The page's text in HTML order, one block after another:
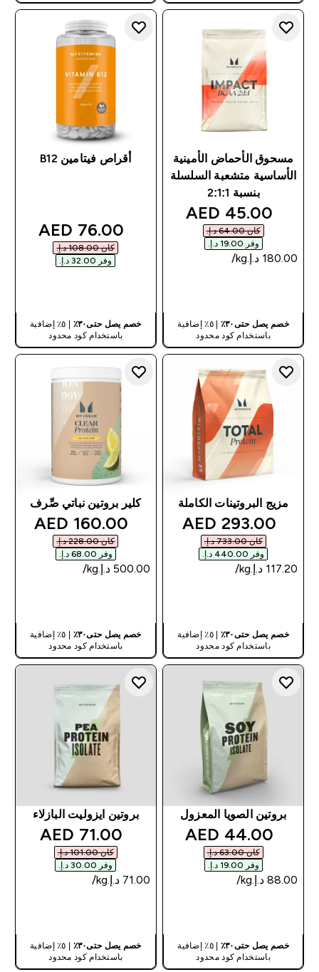
مسحوق الأحماض الأمينية
الأساسية متشعبة السلسلة
بنسبة 2:1:1
discounted price
45.00 AED‎
كان ‏64.00 د.إ.‏‎
وفر ‏19.00 د.إ.‏‎
خصم يصل حتى٣٠٪
| ٥٪ إضافية
باستخدام كود محدود
أقراص فيتامين B12
price
76.00 AED‎
كان ‏108.00 د.إ.‏‎
وفر ‏32.00 د.إ.‏‎
خصم يصل حتى٣٠٪
| ٥٪ إضافية
باستخدام كود محدود
مزيج البروتينات الكاملة
discounted price
293.00 AED‎
كان ‏733.00 د.إ.‏‎
وفر ‏440.00 د.إ.‏‎
خصم يصل حتى٣٠٪
| ٥٪ إضافية
باستخدام كود محدود
كلير بروتين نباتي صِّرف
price
160.00 AED‎
كان ‏228.00 د.إ.‏‎
وفر ‏68.00 د.إ.‏‎
خصم يصل حتى٣٠٪
| ٥٪ إضافية
باستخدام كود محدود
بروتين الصويا المعزول
discounted price
44.00 AED‎
كان ‏63.00 د.إ.‏‎
وفر ‏19.00 د.إ.‏‎
خصم يصل حتى٣٠٪
| ٥٪ إضافية
باستخدام كود محدود
بروتين ايزوليت البازلاء
price
71.00 AED‎
كان ‏101.00 د.إ.‏‎
وفر ‏30.00 د.إ.‏‎
خصم يصل حتى٣٠٪
| ٥٪ إضافية
باستخدام كود محدود